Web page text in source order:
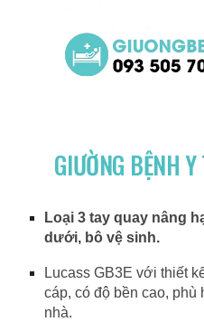
GIƯỜNG BỆNH
Loại 3 tay quay nâng
dưới, bô vệ sinh.
Lucass GB3E với thiết
cáp, có độ bền cao, phù
nhà.